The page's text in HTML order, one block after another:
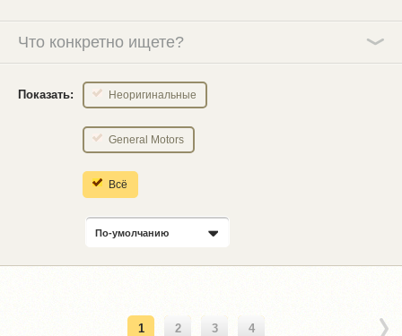
Что конкретно ищете?
Показать: Неоригинальные
General Motors
Всё
По-умолчанию
1 2 3 4